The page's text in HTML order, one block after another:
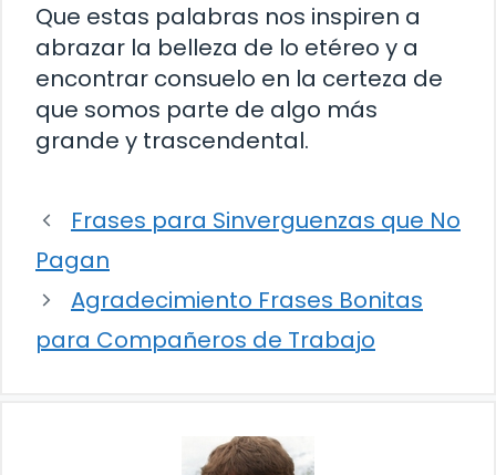
Que estas palabras nos inspiren a
abrazar la belleza de lo etéreo y a
encontrar consuelo en la certeza de
que somos parte de algo más
grande y trascendental.
Frases para Sinverguenzas que No
Pagan
Agradecimiento Frases Bonitas
para Compañeros de Trabajo